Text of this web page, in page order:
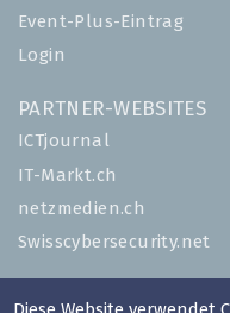
Event-Plus-Eintrag
Login
PARTNER-WEBSITES
ICTjournal
IT-Markt.ch
netzmedien.ch
Swisscybersecurity.net